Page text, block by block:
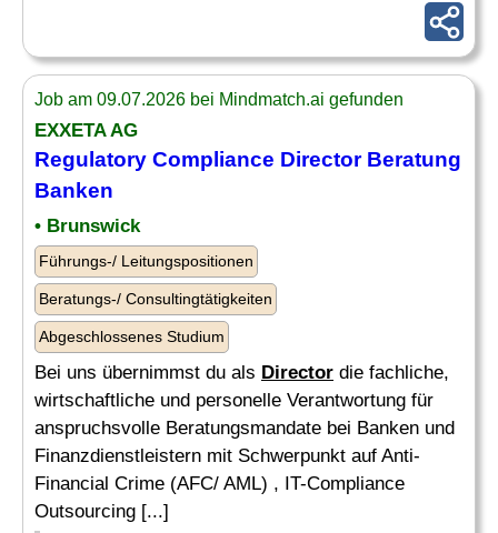
Job am 09.07.2026 bei Mindmatch.ai gefunden
EXXETA AG
Regulatory Compliance DirectorBeratung
Banken
• Brunswick
Führungs-/ Leitungspositionen
Beratungs-/ Consultingtätigkeiten
Abgeschlossenes Studium
Bei uns übernimmst du als Director die fachliche,
wirtschaftliche und personelle Verantwortung für
anspruchsvolle Beratungsmandate bei Banken und
Finanzdienstleistern mit Schwerpunkt auf Anti-
Financial Crime (AFC/ AML) , IT-Compliance
Outsourcing [...]